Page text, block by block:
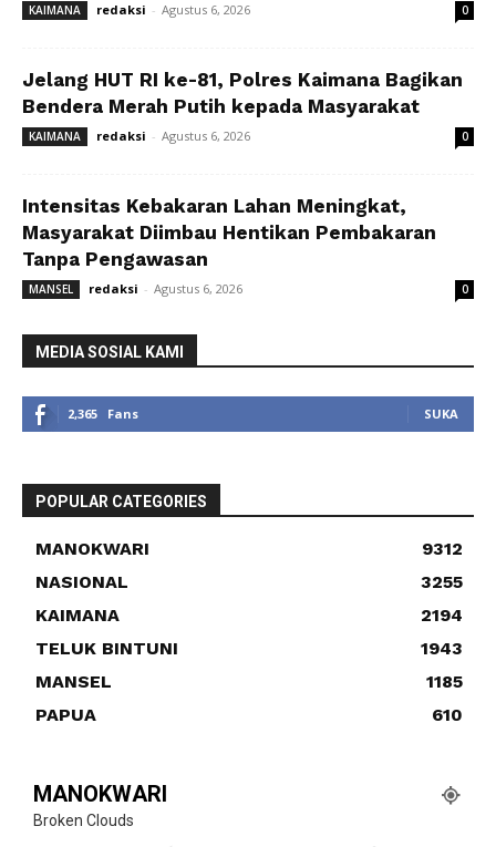
KAIMANA redaksi - Agustus 6, 2026 0
Jelang HUT RI ke-81, Polres Kaimana Bagikan
Bendera Merah Putih kepada Masyarakat
KAIMANA redaksi - Agustus 6, 2026 0
Intensitas Kebakaran Lahan Meningkat,
Masyarakat Diimbau Hentikan Pembakaran
Tanpa Pengawasan
MANSEL redaksi - Agustus 6, 2026 0
MEDIA SOSIAL KAMI
2,365 Fans SUKA
POPULAR CATEGORIES
MANOKWARI
9312
NASIONAL
3255
KAIMANA
2194
TELUK BINTUNI
1943
MANSEL
1185
PAPUA
610
MANOKWARI
Broken Clouds